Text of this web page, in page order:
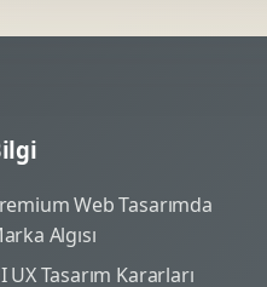
Web Tasarımda
Algısı
UX Tasarım Kararları